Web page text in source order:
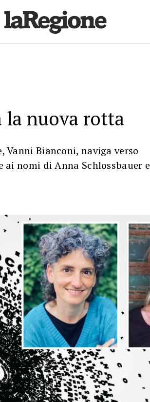
la nuova rotta
Vanni Bianconi, naviga verso
nomi di Anna Schlossbauer e